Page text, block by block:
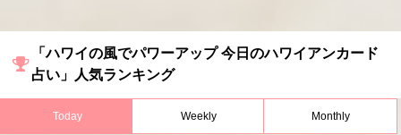
「ハワイの風でパワーアップ 今日のハワイアンカード
占い」人気ランキング
Today Weekly Monthly